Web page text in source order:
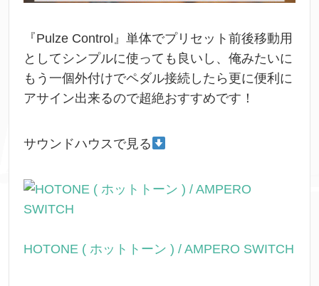
『Pulze Control』単体でプリセット前後移動用
としてシンプルに使っても良いし、俺みたいに
もう一個外付けでペダル接続したら更に便利に
アサイン出来るので超絶おすすめです！
サウンドハウスで見る
HOTONE ( ホットトーン ) / AMPERO SWITCH